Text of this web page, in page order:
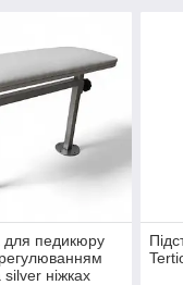
для педикюру
silver ніжках